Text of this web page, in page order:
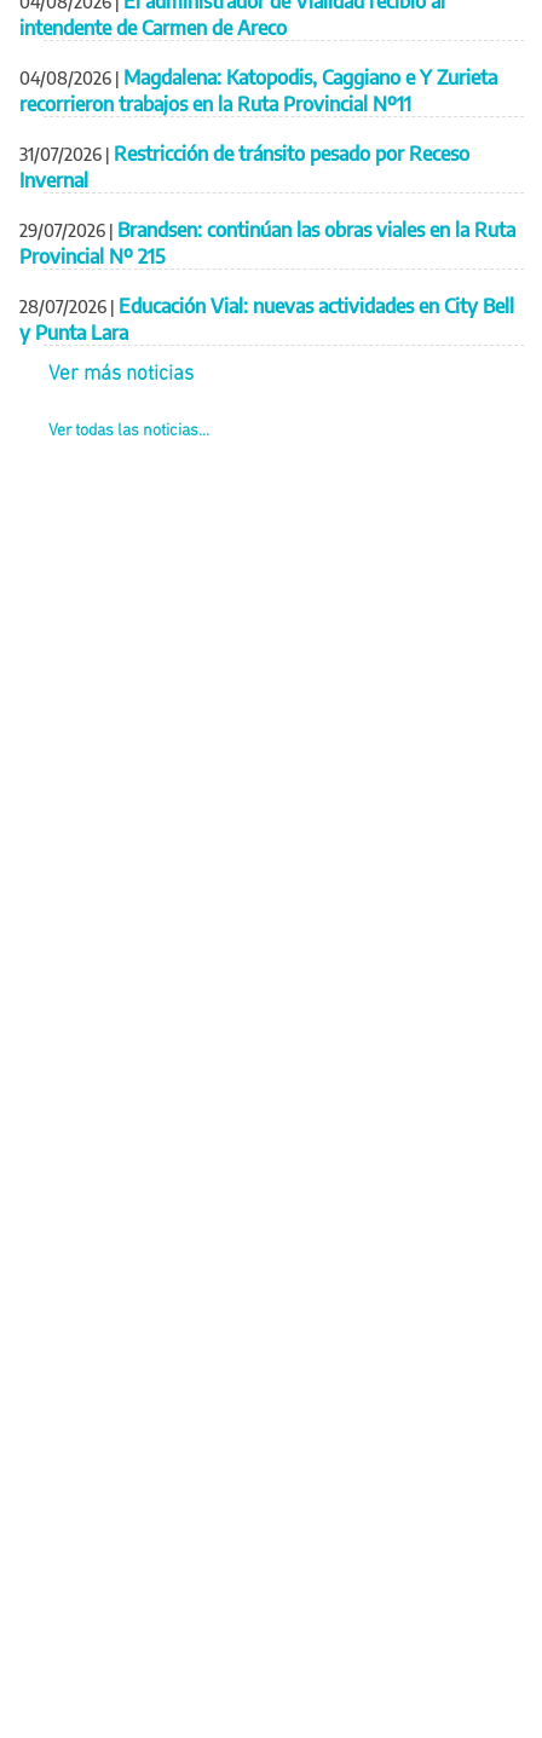
intendente de Carmen de Areco
04/08/2026 | Magdalena: Katopodis, Caggiano e Y Zurieta
recorrieron trabajos en la Ruta Provincial Nº11
31/07/2026 | Restricción de tránsito pesado por Receso
Invernal
29/07/2026 | Brandsen: continúan las obras viales en la Ruta
Provincial Nº 215
28/07/2026 | Educación Vial: nuevas actividades en City Bell
y Punta Lara
Ver más noticias
Ver todas las noticias...